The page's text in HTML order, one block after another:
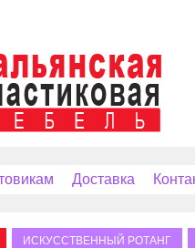
Доставка
ИСКУССТВЕННЫЙ РОТАНГ